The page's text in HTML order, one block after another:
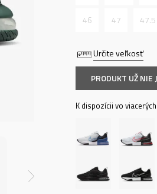
Určite veľkosť
46 47 47.5
PRODUKT UŽ NIE
K dispozícii vo